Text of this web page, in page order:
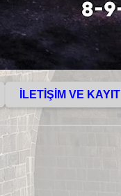
İLETİŞİM VE KAYIT